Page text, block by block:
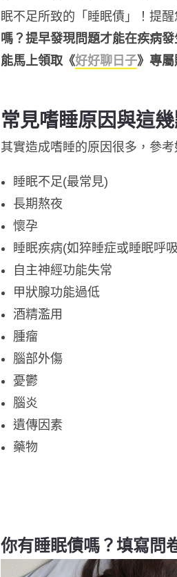
眠不足所致的「睡眠債」！提
嗎？提早發現問題才能在疾病
能馬上領取《好好聊日子》專
常見嗜睡原因與這
其實造成嗜睡的原因很多，參
睡眠不足(最常見)
長期熬夜
懷孕
睡眠疾病(如猝睡症或睡眠呼
自主神經功能失常
甲狀腺功能過低
酒精濫用
腫瘤
腦部外傷
憂鬱
腦炎
遺傳因素
藥物
你有睡眠債嗎？填寫問